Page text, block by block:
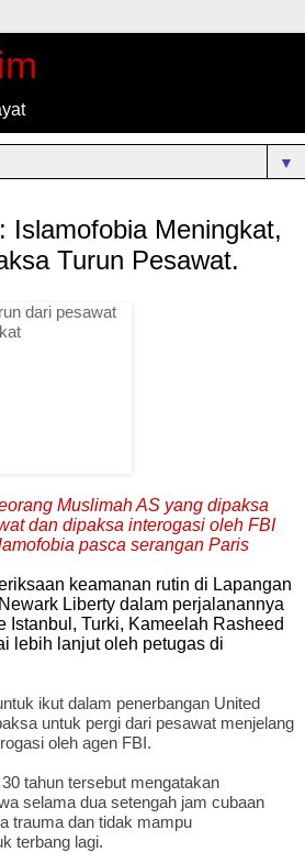
▼
Islamofobia Meningkat,
Turun Pesawat.
Muslimah AS yang dipaksa
dan dipaksa interogasi oleh FBI
pasca serangan Paris
keamanan rutin di Lapangan
Liberty dalam perjalanannya
Istanbul, Turki, Kameelah Rasheed
lebih lanjut oleh petugas di
ikut dalam penerbangan United
untuk pergi dari pesawat menjelang
oleh agen FBI.
tahun tersebut mengatakan
selama dua setengah jam cubaan
trauma dan tidak mampu
terbang lagi.